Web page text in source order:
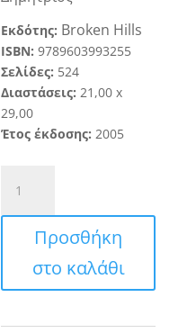
Εκδότης: Broken Hills
ISBN:9789603993255
Σελίδες: 524
Διαστάσεις:21 ,00 x
29,00
Έτος έκδοσης:2005
Ανεπάρκεια:
Από
Προσθήκη
στο καλάθι